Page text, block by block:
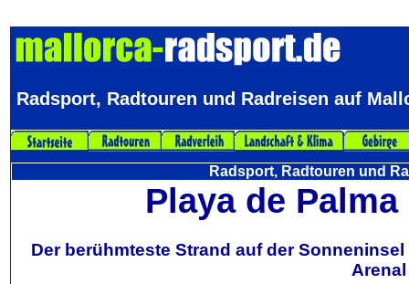
Radsport, Radtouren und Radreisen auf
Radsport, Radtouren und
Playa de
Der berühmteste Strand auf der
Arenal